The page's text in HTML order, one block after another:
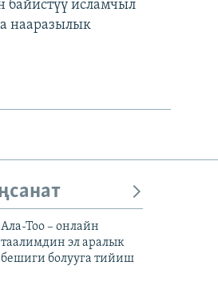
исламчыл
нааразылык
Ала-Тоо – онлайн
таалимдин эл аралык
бешиги болууга тийиш